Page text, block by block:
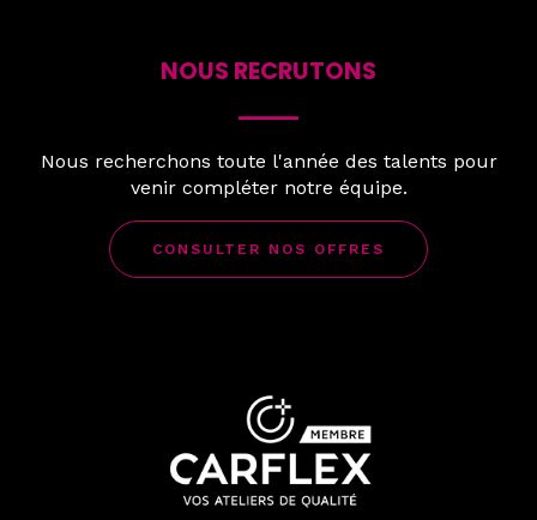
NOUS RECRUTONS
Nous recherchons toute l'année des talents pour
venir compléter notre équipe.
CONSULTER NOS OFFRES